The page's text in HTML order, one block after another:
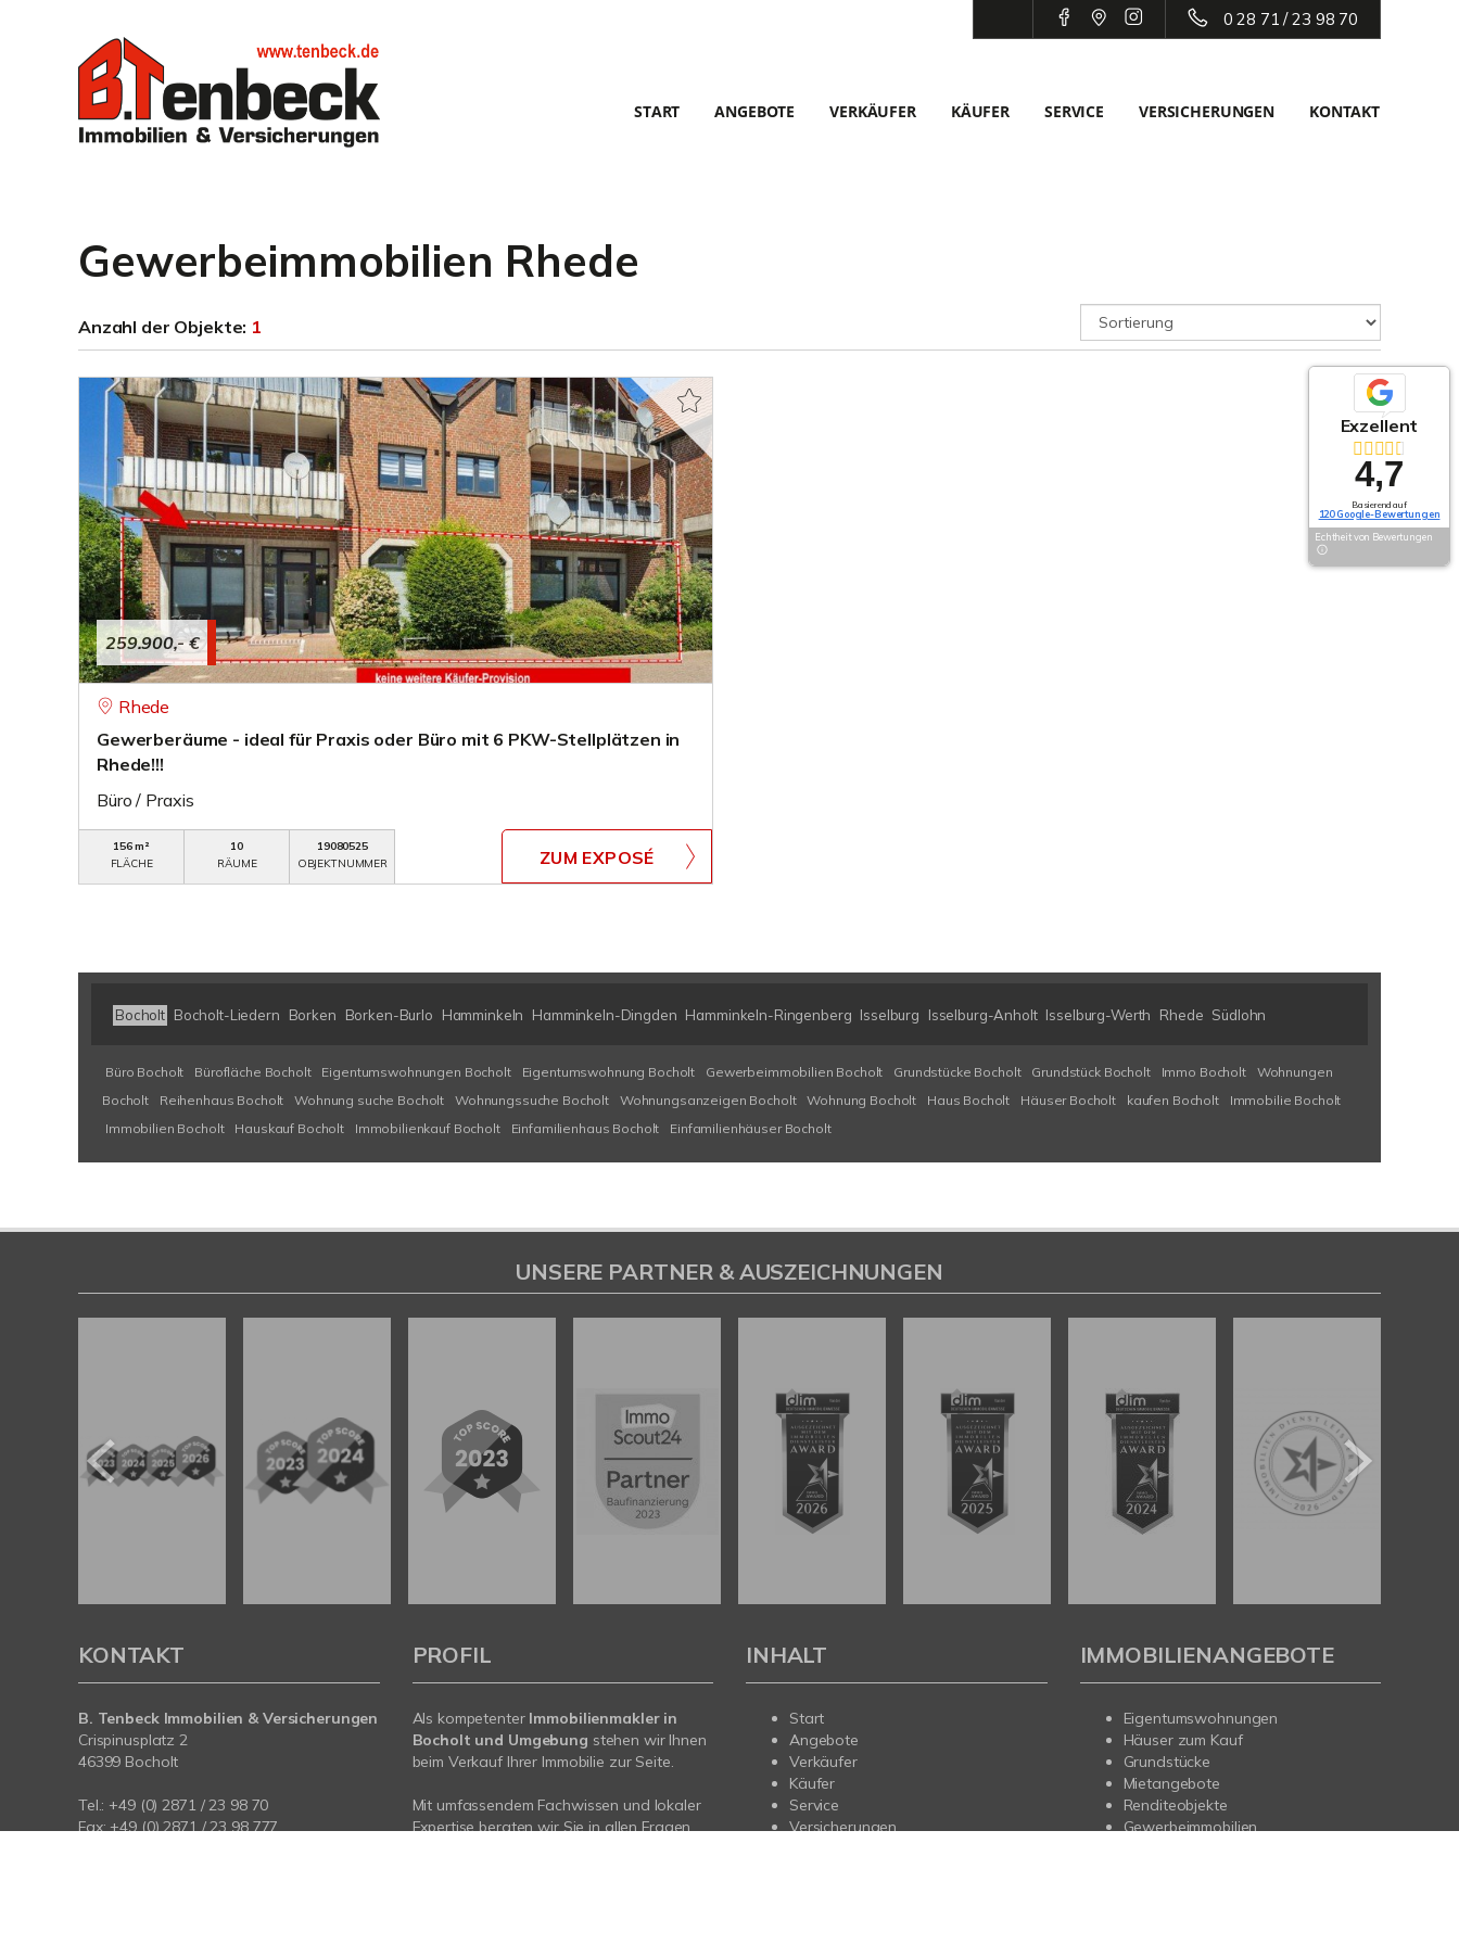
0 28 71 / 23 98 70
START ANGEBOTE VERKÄUFER KÄUFER SERVICE VERSICHERUNGEN KONTAKT
Gewerbeimmobilien Rhede
Anzahl der Objekte: 1
259.900,- €
Rhede
Gewerberäume - ideal für Praxis oder Büro mit 6 PKW-Stellplätzen in
Rhede!!!
Büro / Praxis
156 m²
FLÄCHE
10
RÄUME
19080525
OBJEKTNUMMER
ZUM EXPOSÉ
Bocholt Bocholt-Liedern Borken Borken-Burlo Hamminkeln Hamminkeln-Dingden Hamminkeln-Ringenberg Isselburg Isselburg-Anholt Isselburg-Werth Rhede Südlohn
Büro Bocholt Bürofläche Bocholt Eigentumswohnungen Bocholt Eigentumswohnung Bocholt Gewerbeimmobilien Bocholt Grundstücke Bocholt Grundstück Bocholt Immo Bocholt
Wohnungen
Bocholt
Reihenhaus Bocholt Wohnung suche Bocholt Wohnungssuche Bocholt Wohnungsanzeigen Bocholt Wohnung Bocholt Haus Bocholt Häuser Bocholt kaufen Bocholt
Immobilie Bocholt
Immobilien Bocholt
Hauskauf Bocholt Immobilienkauf Bocholt Einfamilienhaus Bocholt Einfamilienhäuser Bocholt
Exzellent
4,7
Basierend auf
120 Google-Bewertungen
Echtheit von Bewertungen
UNSERE PARTNER & AUSZEICHNUNGEN
KONTAKT
B. Tenbeck Immobilien & Versicherungen
Crispinusplatz 2
46399 Bocholt
Tel.: +49 (0) 2871 / 23 98 70
Fax: +49 (0) 2871 / 23 98 777
PROFIL
Als kompetenter Immobilienmakler in
Bocholt und Umgebung stehen wir Ihnen
beim Verkauf Ihrer Immobilie zur Seite.
Mit umfassendem Fachwissen und lokaler
Expertise beraten wir Sie in allen Fragen
INHALT
Start
Angebote
Verkäufer
Käufer
Service
Versicherungen
IMMOBILIENANGEBOTE
Eigentumswohnungen
Häuser zum Kauf
Grundstücke
Mietangebote
Renditeobjekte
Gewerbeimmobilien